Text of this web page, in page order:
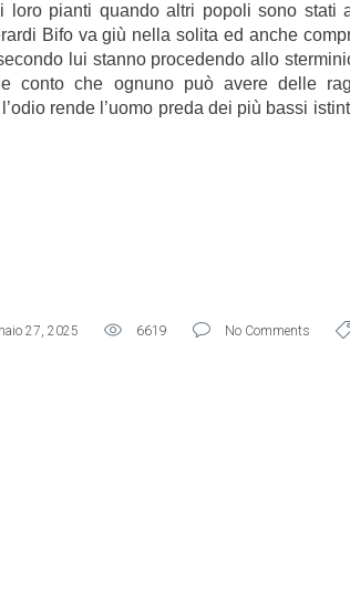
pianti quando altri popoli sono stati
Bifo va giù nella solita ed anche
lui stanno procedendo allo
conto che ognuno può avere delle
rende l’uomo preda dei più bassi
27, 2025 6619
No Comments